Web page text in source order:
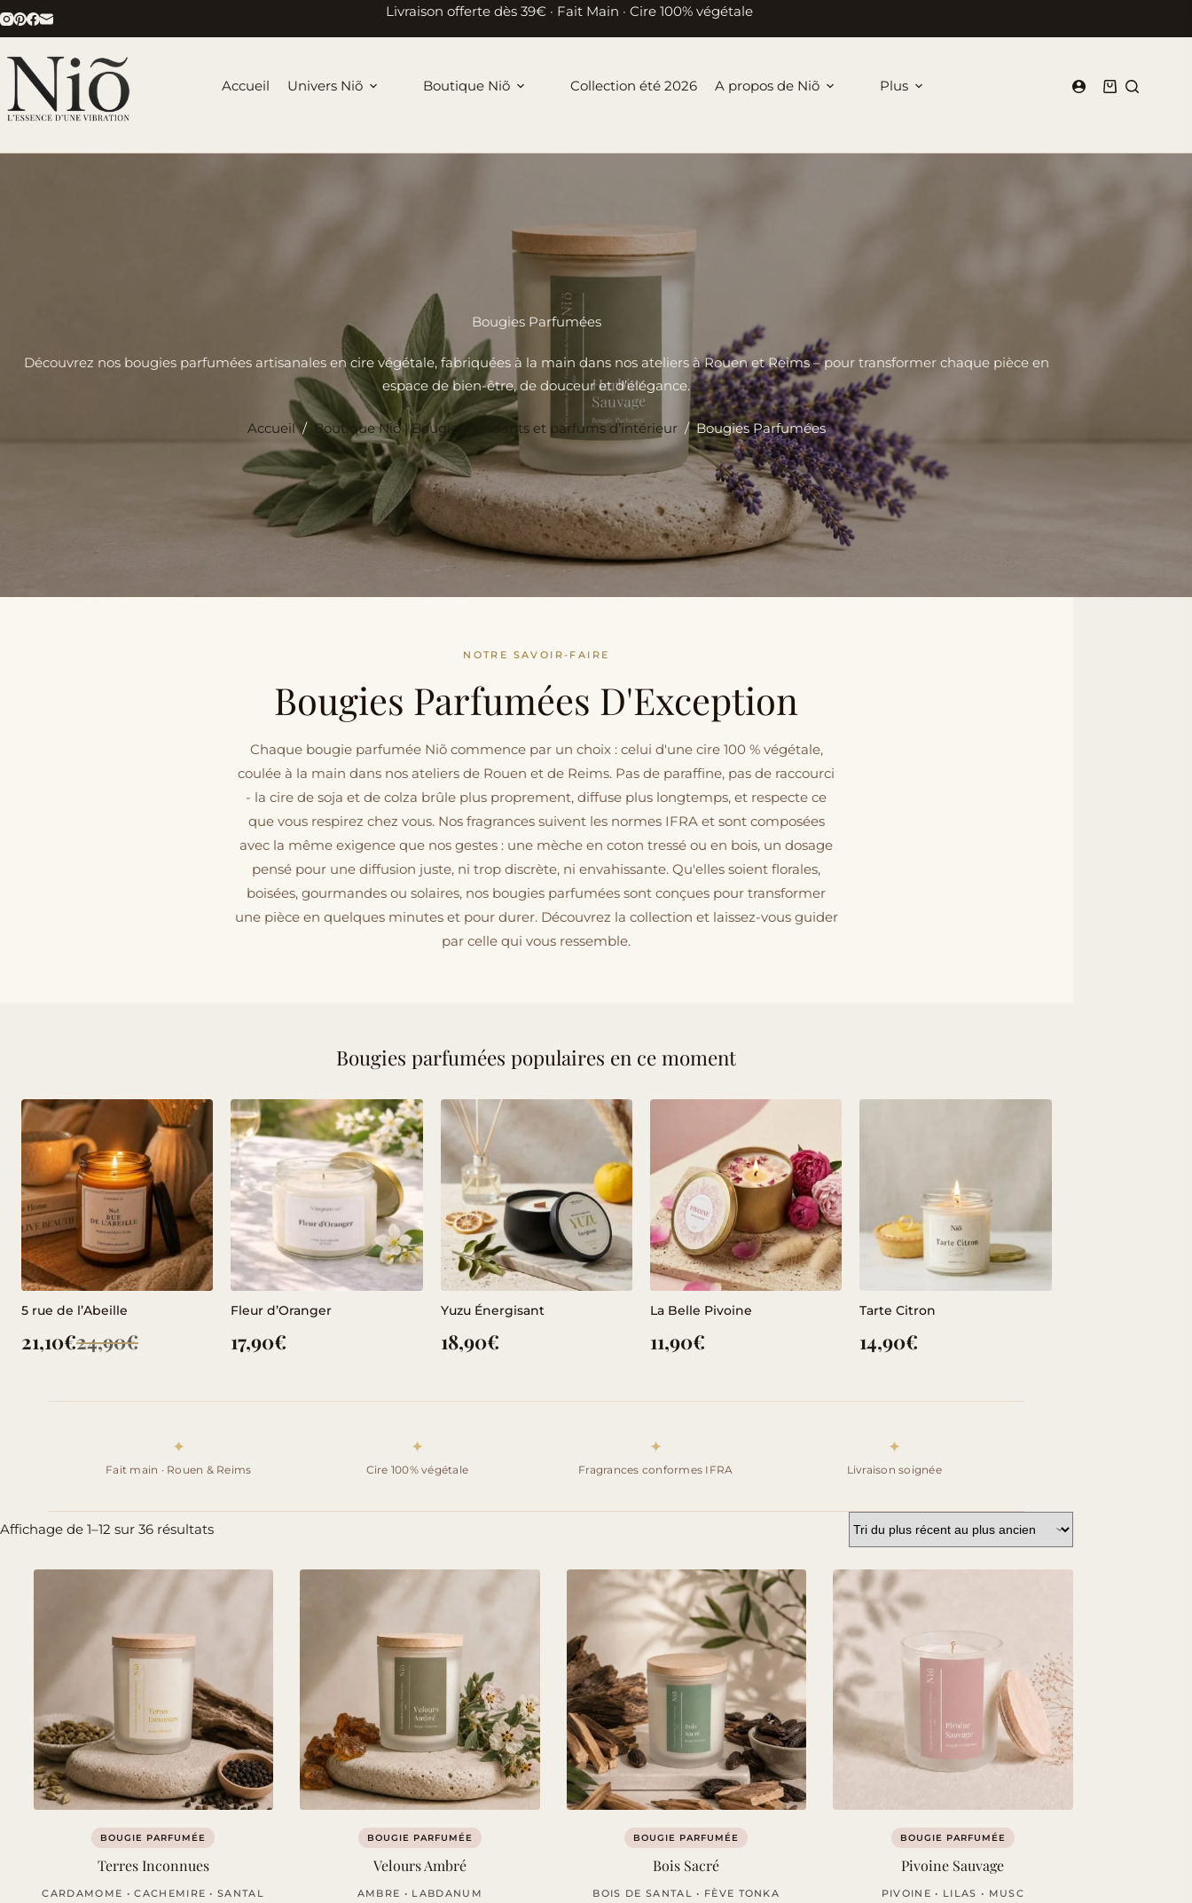
Passer
au
contenu
Livraison offerte dès 39€ · Fait Main · Cire 100% végétale
Accueil Univers Niõ Boutique Niõ Collection été 2026 A propos de Niõ Plus
Panier
Bougies Parfumées
Découvrez nos bougies parfumées artisanales en cire végétale, fabriquées à la main dans nos ateliers à Rouen et Reims – pour transformer chaque pièce en
espace de bien-être, de douceur et d’élégance.
Accueil / Boutique Niõ | Bougies, fondants et parfums d’intérieur / Bougies Parfumées
NOTRE SAVOIR-FAIRE
Bougies Parfumées D'Exception
Chaque bougie parfumée Niõ commence par un choix : celui d'une cire 100 % végétale,
coulée à la main dans nos ateliers de Rouen et de Reims. Pas de paraffine, pas de raccourci
- la cire de soja et de colza brûle plus proprement, diffuse plus longtemps, et respecte ce
que vous respirez chez vous. Nos fragrances suivent les normes IFRA et sont composées
avec la même exigence que nos gestes : une mèche en coton tressé ou en bois, un dosage
pensé pour une diffusion juste, ni trop discrète, ni envahissante. Qu'elles soient florales,
boisées, gourmandes ou solaires, nos bougies parfumées sont conçues pour transformer
une pièce en quelques minutes et pour durer. Découvrez la collection et laissez-vous guider
par celle qui vous ressemble.
Bougies parfumées populaires en ce moment
5 rue de l’Abeille
24,90€
Le
21,10€ Le
Fleur d’Oranger
17,90€
Yuzu Énergisant
18,90€
La Belle Pivoine
11,90€
Tarte Citron
14,90€
✦
Fait main · Rouen & Reims
✦
Cire 100% végétale
✦
Fragrances conformes IFRA
✦
Livraison soignée
Affichage de 1–12 sur 36 résultatsTrié
plus
BOUGIE PARFUMÉE
Terres Inconnues
CARDAMOME • CACHEMIRE • SANTAL
BOUGIE PARFUMÉE
Velours Ambré
AMBRE • LABDANUM
BOUGIE PARFUMÉE
Bois Sacré
BOIS DE SANTAL • FÈVE TONKA
BOUGIE PARFUMÉE
Pivoine Sauvage
PIVOINE • LILAS • MUSC